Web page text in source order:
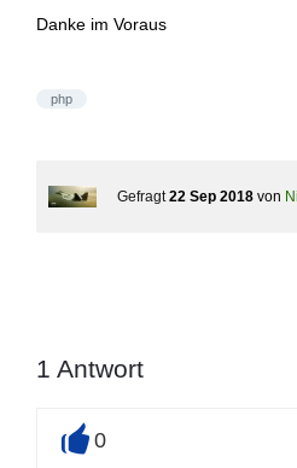
Danke im Voraus
php
Gefragt 22 Sep 2018 von
1 Antwort
0